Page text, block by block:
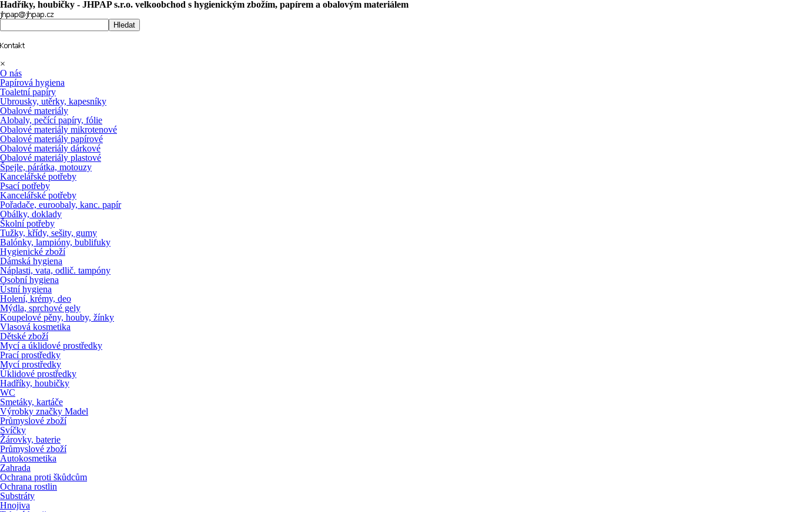
Hadříky, houbičky - JHPAP s.r.o. velkoobchod s hygienickým zbožím, papírem a obalovým materiálem
Hledat
×
O nás
Papírová hygiena
Toaletní papíry
Ubrousky, utěrky, kapesníky
Obalové materiály
Alobaly, pečící papíry, fólie
Obalové materiály mikrotenové
Obalové materiály papírové
Obalové materiály dárkové
Obalové materiály plastové
Špejle, párátka, motouzy
Kancelářské potřeby
Psací potřeby
Kancelářské potřeby
Pořadače, euroobaly, kanc. papír
Obálky, doklady
Školní potřeby
Tužky, křídy, sešity, gumy
Balónky, lampióny, bublifuky
Hygienické zboží
Dámská hygiena
Náplasti, vata, odlič. tampóny
Osobní hygiena
Ústní hygiena
Holení, krémy, deo
Mýdla, sprchové gely
Koupelové pěny, houby, žínky
Vlasová kosmetika
Dětské zboží
Mycí a úklidové prostředky
Prací prostředky
Mycí prostředky
Úklidové prostředky
Hadříky, houbičky
WC
Smetáky, kartáče
Výrobky značky Madel
Průmyslové zboží
Svíčky
Žárovky, baterie
Průmyslové zboží
Autokosmetika
Zahrada
Ochrana proti škůdcům
Ochrana rostlin
Substráty
Hnojiva